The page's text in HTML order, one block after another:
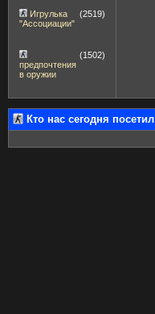
Игрулька
"Ассоциации"
(2519)
предпочтения
в оружии
(1502)
Кто нас сегодня посетил